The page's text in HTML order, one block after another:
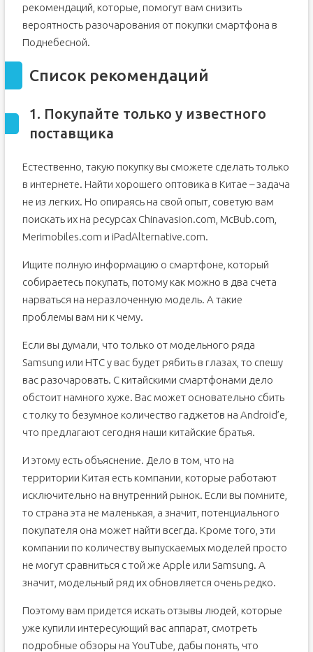
рекомендаций, которые, помогут вам снизить
вероятность разочарования от покупки смартфона в
Поднебесной.
Список рекомендаций
1. Покупайте только у известного
поставщика
Естественно, такую покупку вы сможете сделать только
в интернете. Найти хорошего оптовика в Китае – задача
не из легких. Но опираясь на свой опыт, советую вам
поискать их на ресурсах Chinavasion.com, McBub.com,
Merimobiles.com и iPadAlternative.com.
Ищите полную информацию о смартфоне, который
собираетесь покупать, потому как можно в два счета
нарваться на неразлоченную модель. А такие
проблемы вам ни к чему.
Если вы думали, что только от модельного ряда
Samsung или HTC у вас будет рябить в глазах, то спешу
вас разочаровать. С китайскими смартфонами дело
обстоит намного хуже. Вас может основательно сбить
с толку то безумное количество гаджетов на Android’е,
что предлагают сегодня наши китайские братья.
И этому есть объяснение. Дело в том, что на
территории Китая есть компании, которые работают
исключительно на внутренний рынок. Если вы помните,
то страна эта не маленькая, а значит, потенциального
покупателя она может найти всегда. Кроме того, эти
компании по количеству выпускаемых моделей просто
не могут сравниться с той же Apple или Samsung. А
значит, модельный ряд их обновляется очень редко.
Поэтому вам придется искать отзывы людей, которые
уже купили интересующий вас аппарат, смотреть
подробные обзоры на YouTube, дабы понять, что